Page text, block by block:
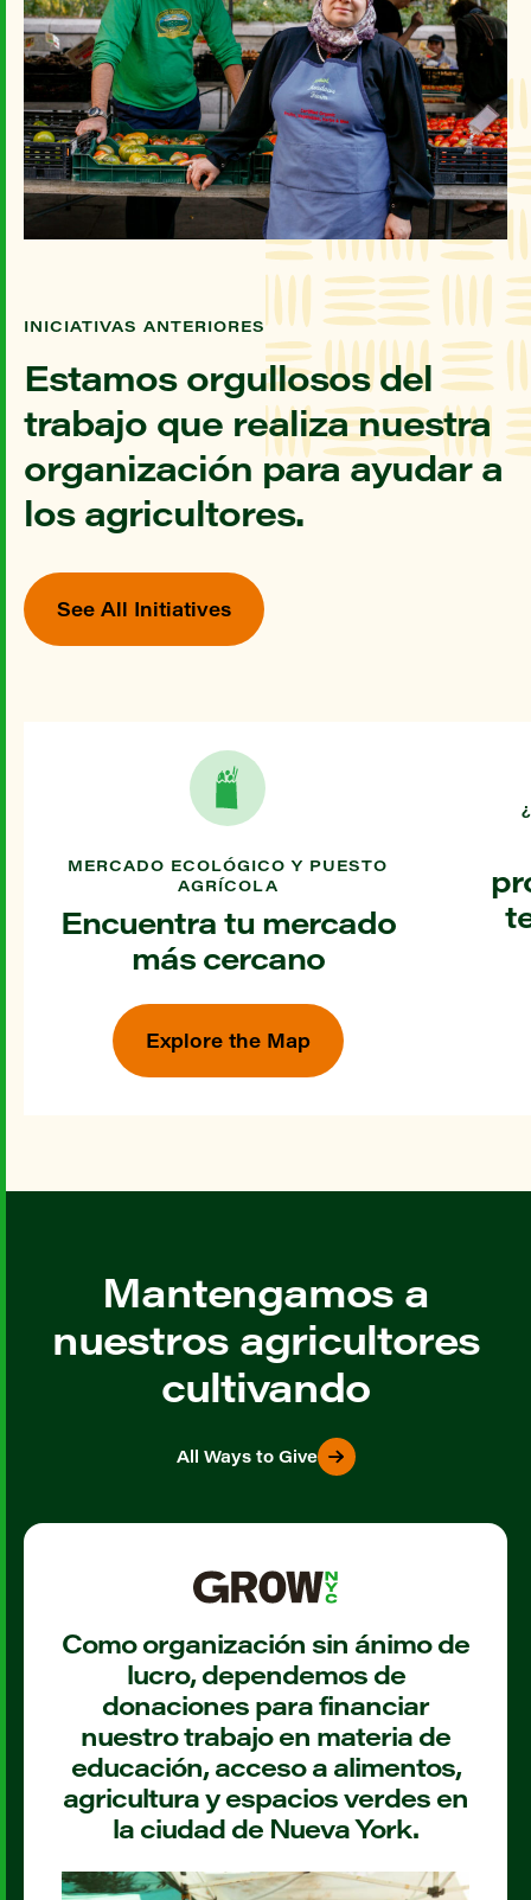
INICIATIVAS ANTERIORES
Estamos orgullosos del
trabajo que realiza nuestra
organización para ayudar a
los agricultores.
See All Initiatives
MERCADO ECOLÓGICO Y PUESTO
AGRÍCOLA
Encuentra tu mercado
más cercano
Explore the Map
Mantengamos a
nuestros agricultores
cultivando
All Ways to Give
Como organización sin ánimo de
lucro, dependemos de
donaciones para financiar
nuestro trabajo en materia de
educación, acceso a alimentos,
agricultura y espacios verdes en
la ciudad de Nueva York.